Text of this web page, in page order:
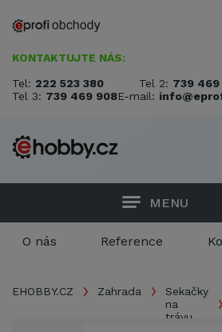
KONTAKTUJTE NÁS:
Tel: 222 523 380 Tel 2: 739 469
Tel 3: 739 469 908E-mail:
MENU
O nás Reference
EHOBBY.CZ Zahrada
Sekačky
na
trávu